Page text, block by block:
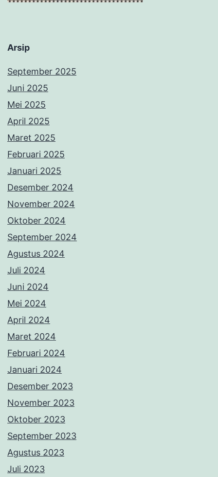
Arsip
September 2025
Juni 2025
Mei 2025
April 2025
Maret 2025
Februari 2025
Januari 2025
Desember 2024
November 2024
Oktober 2024
September 2024
Agustus 2024
Juli 2024
Juni 2024
Mei 2024
April 2024
Maret 2024
Februari 2024
Januari 2024
Desember 2023
November 2023
Oktober 2023
September 2023
Agustus 2023
Juli 2023